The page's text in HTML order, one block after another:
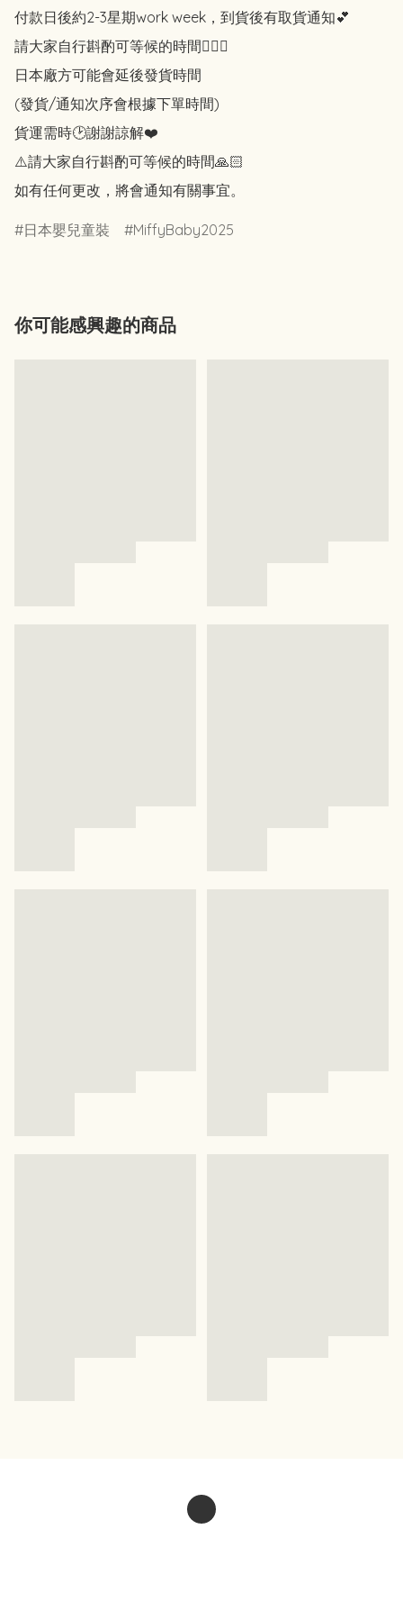
付款日後約2-3星期work week，到貨後有取貨通知💕
請大家自行斟酌可等候的時間🙇🏻‍♀️
日本廠方可能會延後發貨時間
(發貨/通知次序會根據下單時間)
貨運需時🕑謝謝諒解❤️
⚠️請大家自行斟酌可等候的時間🙏🏻
如有任何更改，將會通知有關事宜。
日本嬰兒童裝 MiffyBaby2025
你可能感興趣的商品